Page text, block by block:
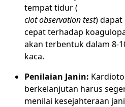
tempat tidur (
clot observation test)
cepat terhadap
akan terbentuk dalam 8-
kaca.
Penilaian Janin:
berkelanjutan harus
menilai kesejahteraan